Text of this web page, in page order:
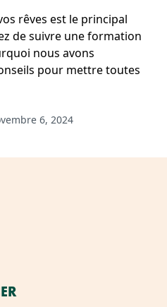
rêves est le principal
de suivre une formation
nous avons
pour mettre toutes
6, 2024